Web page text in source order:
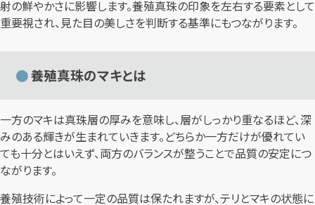
射の鮮やかさに影響します。養殖真珠の印象を左右する要素として
重要視され、見た目の美しさを判断する基準にもつながります。
養殖真珠のマキとは
一方のマキは真珠層の厚みを意味し、層がしっかり重なるほど、深
みのある輝きが生まれていきます。どちらか一方だけが優れてい
ても十分とはいえず、両方のバランスが整うことで品質の安定につ
ながります。
養殖技術によって一定の品質は保たれますが、テリとマキの状態に